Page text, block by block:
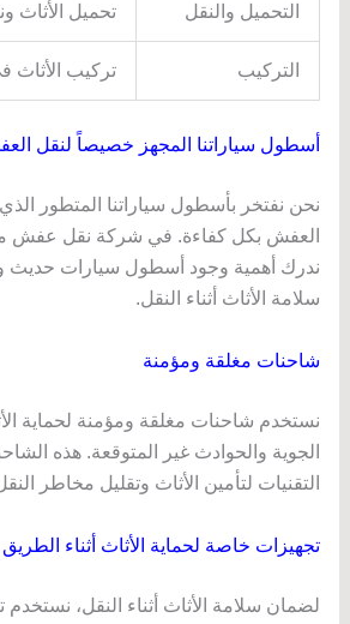
التحميل والنقل تحميل الأثاث
التركيب تركيب الأثاث
أسطول سياراتنا المجهز خصيصاً لنقل
نحن نفتخر بأسطول سياراتنا المتطور
العفش بكل كفاءة. في شركة نقل عفش
ندرك أهمية وجود أسطول سيارات حديث
سلامة الأثاث أثناء النقل.
شاحنات مغلقة ومؤمنة
نستخدم شاحنات مغلقة ومؤمنة لحماية
الجوية والحوادث غير المتوقعة. هذه
التقنيات لتأمين الأثاث وتقليل مخاطر
تجهيزات خاصة لحماية الأثاث أثناء الطريق
لضمان سلامة الأثاث أثناء النقل،